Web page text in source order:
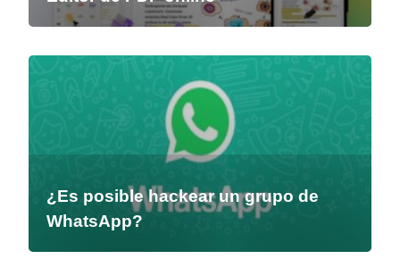
¿Es posible hackear un grupo de
WhatsApp?